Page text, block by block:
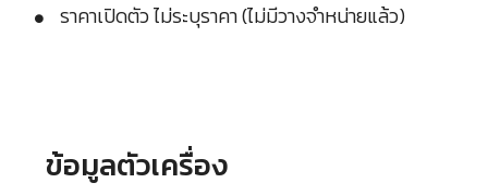
ราคาเปิดตัว ไม่ระบุราคา (ไม่มีวางจำหน่ายแล้ว)
ข้อมูลตัวเครื่อง